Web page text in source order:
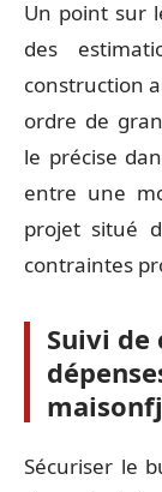
Un point sur
des
construction
ordre de
le précise
entre une
projet situé
contraintes
Suivi
Sécuriser le